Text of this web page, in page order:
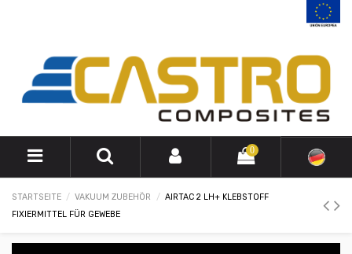
0
STARTSEITE VAKUUM ZUBEHÖR
AIRTAC 2 LH+ KLEBSTOFF
FIXIERMITTEL FÜR GEWEBE